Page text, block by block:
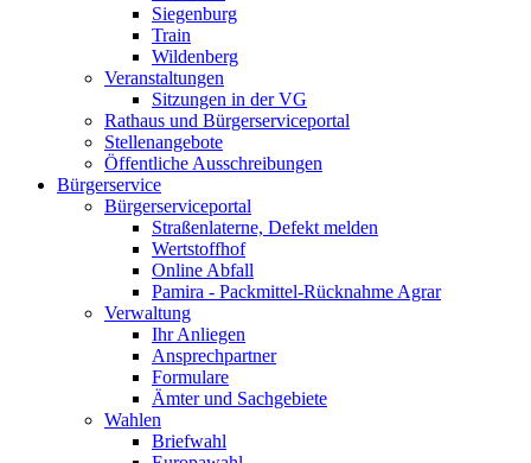
Siegenburg
Train
Wildenberg
Veranstaltungen
Sitzungen in der VG
Rathaus und Bürgerserviceportal
Stellenangebote
Öffentliche Ausschreibungen
Bürgerservice
Bürgerserviceportal
Straßenlaterne, Defekt melden
Wertstoffhof
Online Abfall
Pamira - Packmittel-Rücknahme Agrar
Verwaltung
Ihr Anliegen
Ansprechpartner
Formulare
Ämter und Sachgebiete
Wahlen
Briefwahl